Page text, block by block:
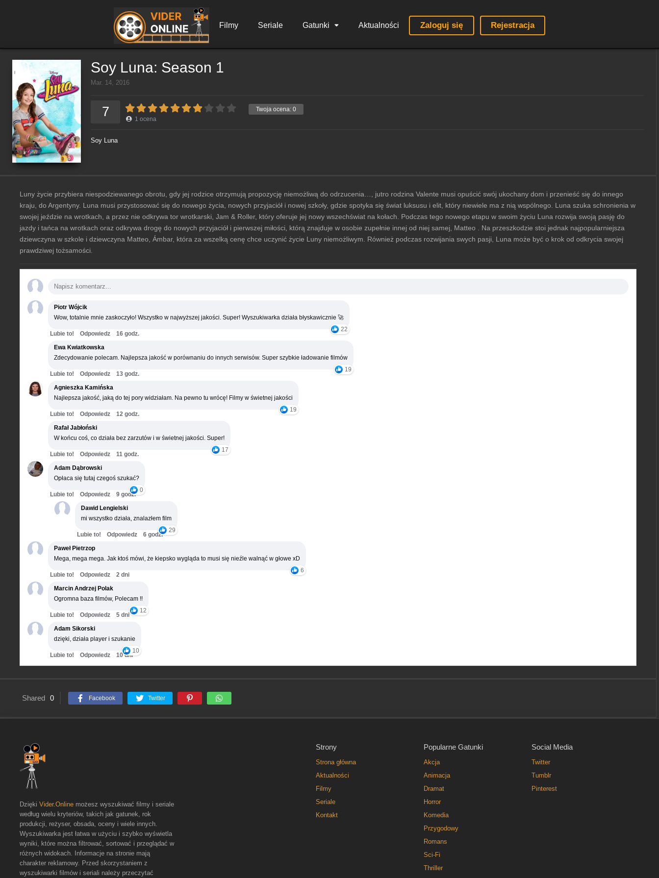
Filmy Seriale Gatunki Aktualności Zaloguj się Rejestracja
Soy Luna: Season 1
Mar. 14, 2016
Twoja ocena: 0
7 1 ocena
Soy Luna
Luny życie przybiera niespodziewanego obrotu, gdy jej rodzice otrzymują propozycję niemożliwą do odrzucenia…, jutro rodzina Valente musi opuścić swój ukochany dom i przenieść się do innego
kraju, do Argentyny. Luna musi przystosować się do nowego życia, nowych przyjaciół i nowej szkoły, gdzie spotyka się świat luksusu i elit, który niewiele ma z nią wspólnego. Luna szuka schronienia w
swojej jeździe na wrotkach, a przez nie odkrywa tor wrotkarski, Jam & Roller, który oferuje jej nowy wszechświat na kołach. Podczas tego nowego etapu w swoim życiu Luna rozwija swoją pasję do
jazdy i tańca na wrotkach oraz odkrywa drogę do nowych przyjaciół i pierwszej miłości, którą znajduje w osobie zupełnie innej od niej samej, Matteo . Na przeszkodzie stoi jednak najpopularniejsza
dziewczyna w szkole i dziewczyna Matteo, Ámbar, która za wszelką cenę chce uczynić życie Luny niemożliwym. Również podczas rozwijania swych pasji, Luna może być o krok od odkrycia swojej
prawdziwej tożsamości.
Piotr Wójcik
Wow, totalnie mnie zaskoczyło! Wszystko w najwyższej jakości. Super! Wyszukiwarka działa błyskawicznie 🚀
22
Lubie to! Odpowiedz
16 godz.
Ewa Kwiatkowska
Zdecydowanie polecam. Najlepsza jakość w porównaniu do innych serwisów. Super szybkie ładowanie filmów
19
Lubie to! Odpowiedz
13 godz.
Agnieszka Kamińska
Najlepsza jakość, jaką do tej pory widziałam. Na pewno tu wrócę! Filmy w świetnej jakości
19
Lubie to! Odpowiedz
12 godz.
Rafał Jabłoński
W końcu coś, co działa bez zarzutów i w świetnej jakości. Super!
17
Lubie to! Odpowiedz
11 godz.
Adam Dąbrowski
Opłaca się tutaj czegoś szukać?
0
Lubie to! Odpowiedz
9 godz.
Dawid Lengielski
mi wszystko działa, znalazłem film
29
Lubie to! Odpowiedz
6 godz.
Paweł Pietrzop
Mega, mega mega. Jak ktoś mówi, że kiepsko wygląda to musi się nieźle walnąć w głowe xD
6
Lubie to! Odpowiedz
2 dni
Marcin Andrzej Polak
Ogromna baza filmów, Polecam !!
12
Lubie to! Odpowiedz
5 dni
Adam Sikorski
dzięki, działa player i szukanie
10
Lubie to! Odpowiedz 10 dni
Shared 0 Facebook Twitter
Strony
Strona główna
Aktualności
Filmy
Seriale
Kontakt
Popularne Gatunki
Akcja
Animacja
Dramat
Horror
Komedia
Przygodowy
Romans
Sci-Fi
Thriller
Social Media
Twitter
Tumblr
Pinterest
Dzięki Vider.Online możesz wyszukiwać filmy i seriale
według wielu kryteriów, takich jak gatunek, rok
produkcji, reżyser, obsada, oceny i wiele innych.
Wyszukiwarka jest łatwa w użyciu i szybko wyświetla
wyniki, które można filtrować, sortować i przeglądać w
różnych widokach. Informacje na stronie mają
charakter reklamowy. Przed skorzystaniem z
wyszukiwarki filmów i seriali należy przeczytać